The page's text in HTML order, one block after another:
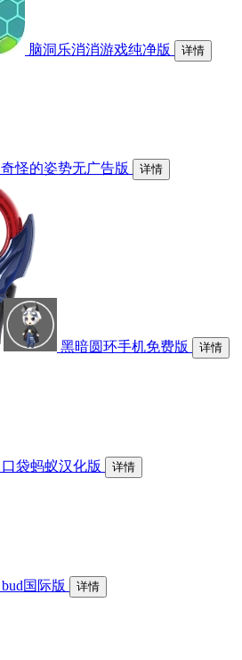
脑洞乐消消游戏纯净版 详情
奇怪的姿势无广告版 详情
黑暗圆环手机免费版 详情
口袋蚂蚁汉化版 详情
bud国际版 详情